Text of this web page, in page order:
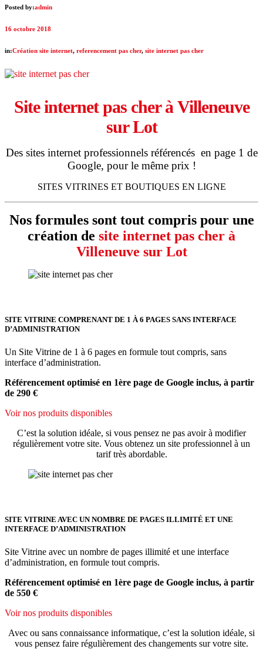
Posted by:admin
16 octobre 2018
in:Création site internet, referencement pas cher, site internet pas cher
Site internet pas cher à Villeneuve
sur Lot
Des sites internet professionnels référencés en page 1 de
Google, pour le même prix !
SITES VITRINES ET BOUTIQUES EN LIGNE
Nos formules sont tout compris pour une
création de site internet pas cher à
Villeneuve sur Lot
SITE VITRINE COMPRENANT DE 1 À 6 PAGES SANS INTERFACE
D’ADMINISTRATION
Un Site Vitrine de 1 à 6 pages en formule tout compris, sans
interface d’administration.
Référencement optimisé en 1ère page de Google inclus, à partir
de 290 €
Voir nos produits disponibles
C’est la solution idéale, si vous pensez ne pas avoir à modifier
régulièrement votre site. Vous obtenez un site professionnel à un
tarif très abordable.
SITE VITRINE AVEC UN NOMBRE DE PAGES ILLIMITÉ ET UNE
INTERFACE D’ADMINISTRATION
Site Vitrine avec un nombre de pages illimité et une interface
d’administration, en formule tout compris.
Référencement optimisé en 1ère page de Google inclus, à partir
de 550 €
Voir nos produits disponibles
Avec ou sans connaissance informatique, c’est la solution idéale, si
vous pensez faire régulièrement des changements sur votre site.